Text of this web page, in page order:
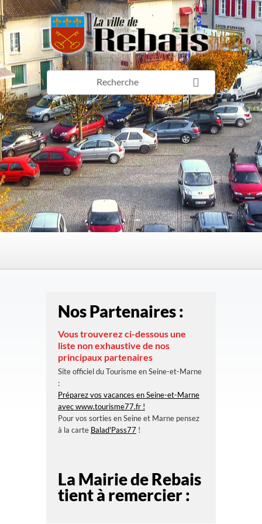
Nos Partenaires :
Vous trouverez ci-dessous une
liste non exhaustive de nos
principaux partenaires
Site officiel du Tourisme en Seine-et-Marne
:
Préparez vos vacances en Seine-et-Marne
avec www.tourisme77.fr !
Pour vos sorties en Seine et Marne pensez
à la carte Balad'Pass77 !
La Mairie de Rebais
tient à remercier :